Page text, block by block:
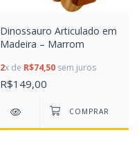
Dinossauro Articulado em
Madeira – Marrom
2x de R$74,50 sem juros
R$149,00